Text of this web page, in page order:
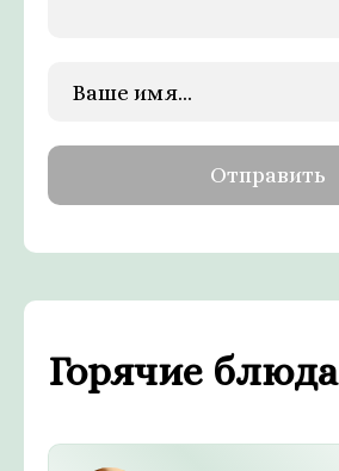
Горячие блюда